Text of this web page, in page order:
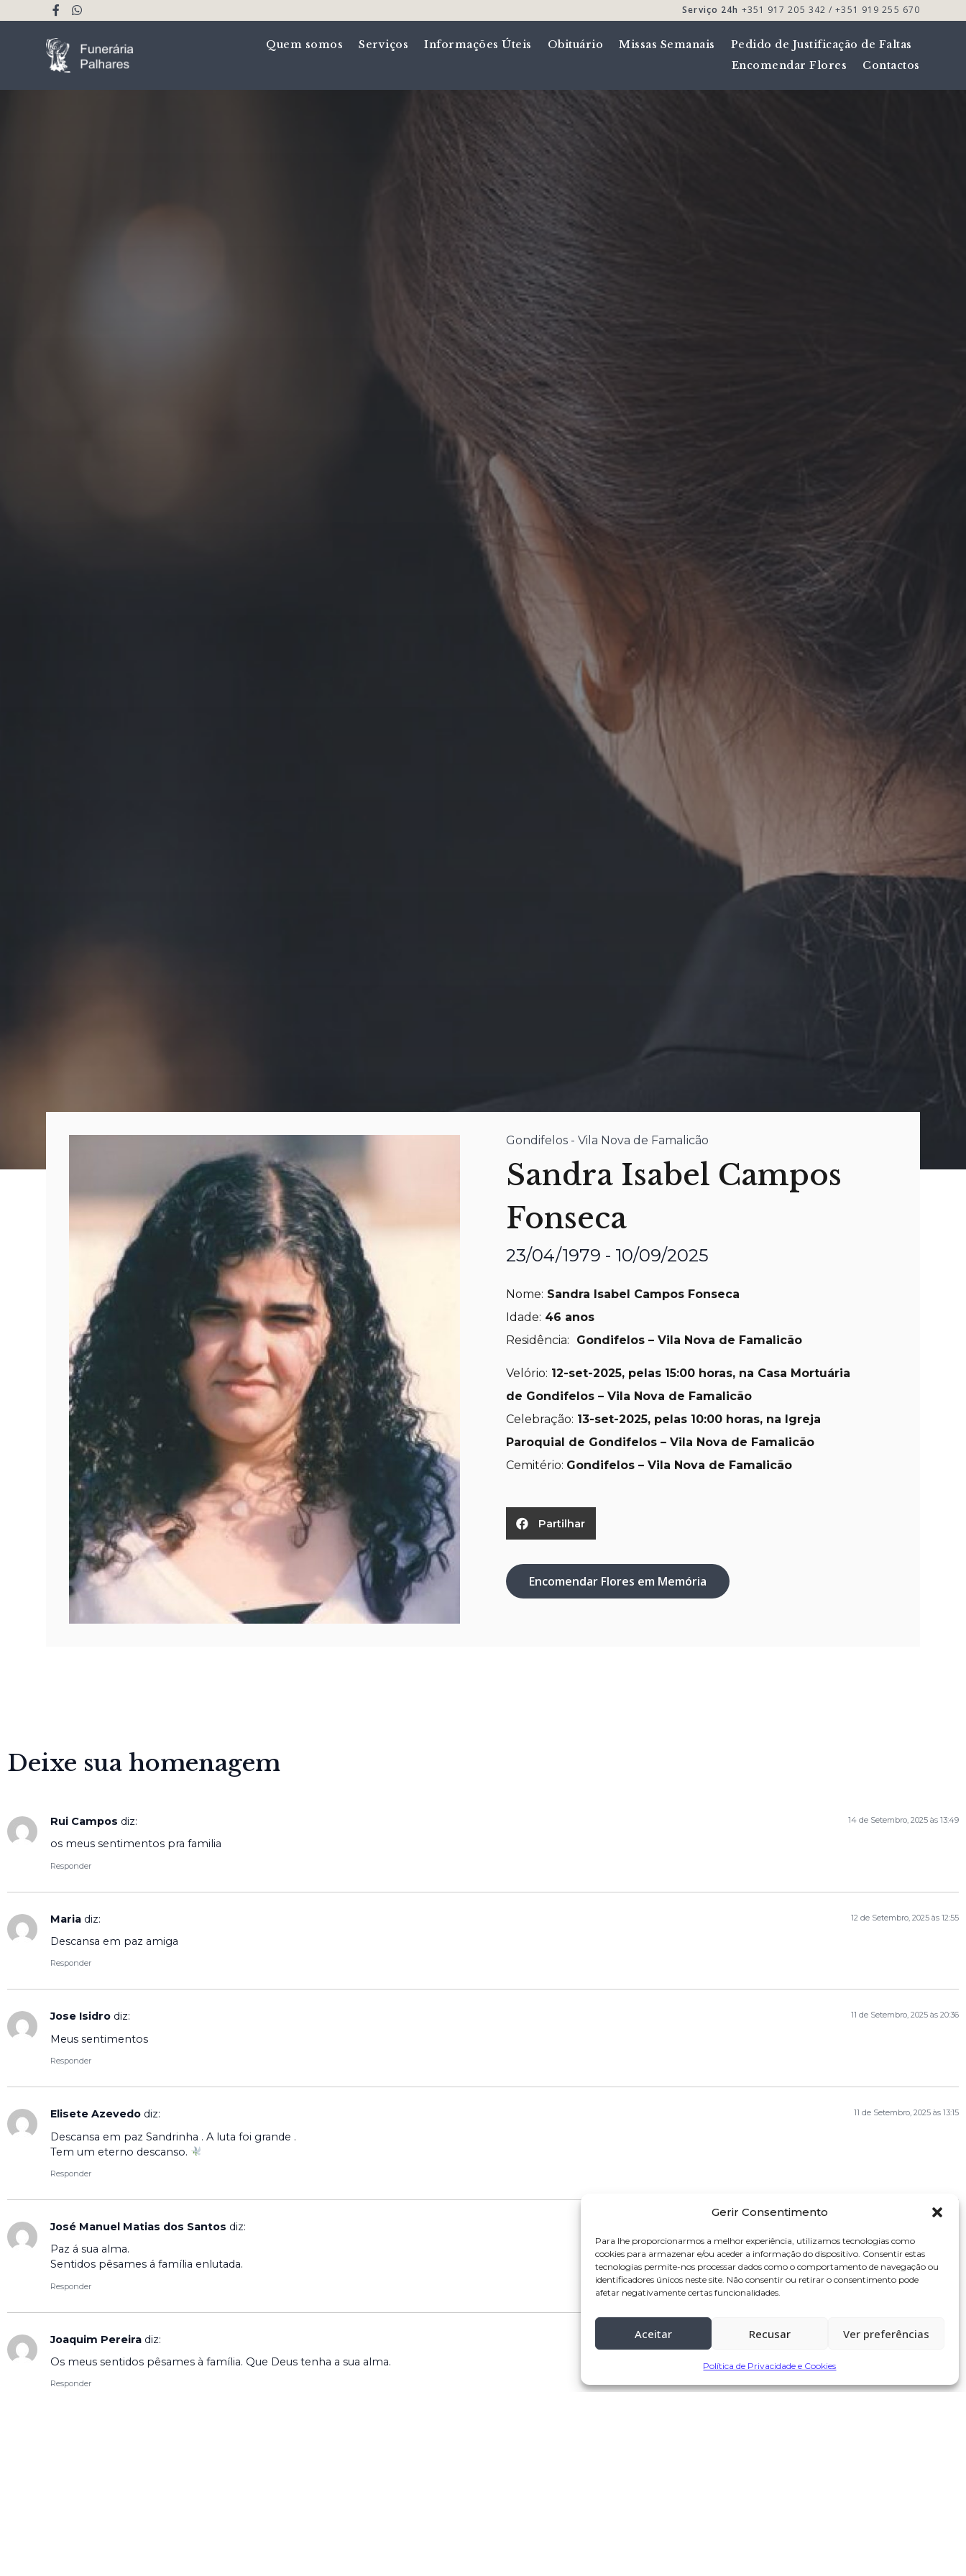
Gerir Consentimento
Para lhe proporcionarmos a melhor experiência, utilizamos tecnologias como
cookies para armazenar e/ou aceder a informação do dispositivo. Consentir estas
tecnologias permite-nos processar dados como o comportamento de navegação ou
identificadores únicos neste site. Não consentir ou retirar o consentimento pode
afetar negativamente certas funcionalidades.
Aceitar Recusar Ver preferências
Política de Privacidade e Cookies
Serviço 24h +351 917 205 342 / +351 919 255 670
Quem somos Serviços Informações Úteis Obituário Missas Semanais
Pedido de Justificação de Faltas
Encomendar Flores
Contactos
Gondifelos - Vila Nova de Famalicão
Sandra Isabel Campos
Fonseca
23/04/1979 - 10/09/2025
Nome: Sandra Isabel Campos Fonseca
Idade: 46 anos
Residência: Gondifelos – Vila Nova de Famalicão
Velório: 12-set-2025, pelas 15:00 horas, na Casa Mortuária
de Gondifelos – Vila Nova de Famalicão
Celebração: 13-set-2025, pelas 10:00 horas, na Igreja
Paroquial de Gondifelos – Vila Nova de Famalicão
Cemitério: Gondifelos – Vila Nova de Famalicão
Partilhar
Encomendar Flores em Memória
Deixe sua homenagem
Rui Campos diz: 14 de Setembro, 2025 às 13:49
os meus sentimentos pra familia
Responder
Maria diz: 12 de Setembro, 2025 às 12:55
Descansa em paz amiga
Responder
Jose Isidro diz: 11 de Setembro, 2025 às 20:36
Meus sentimentos
Responder
Elisete Azevedo diz: 11 de Setembro, 2025 às 13:15
Descansa em paz Sandrinha . A luta foi grande .
Tem um eterno descanso.
Responder
José Manuel Matias dos Santos diz:
Paz á sua alma.
Sentidos pêsames á família enlutada.
Responder
Joaquim Pereira diz: 11 de Setembro, 2025 às 10:29
Os meus sentidos pêsames à família. Que Deus tenha a sua alma.
Responder